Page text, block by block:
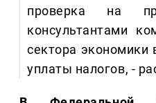
проверка на
консультантами
сектора экономики
уплаты налогов, -